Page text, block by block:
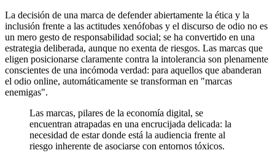
La decisión de una marca de defender abiertamente la ética y la
inclusión frente a las actitudes xenófobas y el discurso de odio no es
un mero gesto de responsabilidad social; se ha convertido en una
estrategia deliberada, aunque no exenta de riesgos. Las marcas que
eligen posicionarse claramente contra la intolerancia son plenamente
conscientes de una incómoda verdad: para aquellos que abanderan
el odio online, automáticamente se transforman en "marcas
enemigas".
Las marcas, pilares de la economía digital, se
encuentran atrapadas en una encrucijada delicada: la
necesidad de estar donde está la audiencia frente al
riesgo inherente de asociarse con entornos tóxicos.